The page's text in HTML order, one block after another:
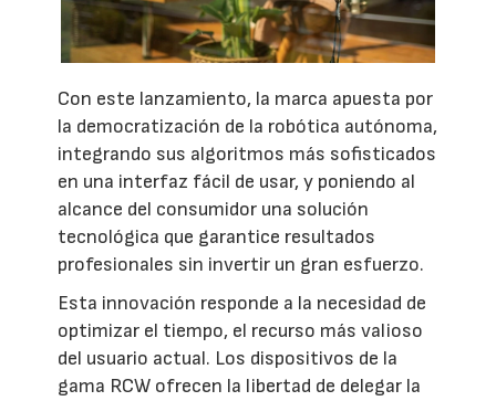
Con este lanzamiento, la marca apuesta por
la democratización de la robótica autónoma,
integrando sus algoritmos más sofisticados
en una interfaz fácil de usar, y poniendo al
alcance del consumidor una solución
tecnológica que garantice resultados
profesionales sin invertir un gran esfuerzo.
Esta innovación responde a la necesidad de
optimizar el tiempo, el recurso más valioso
del usuario actual. Los dispositivos de la
gama RCW ofrecen la libertad de delegar la